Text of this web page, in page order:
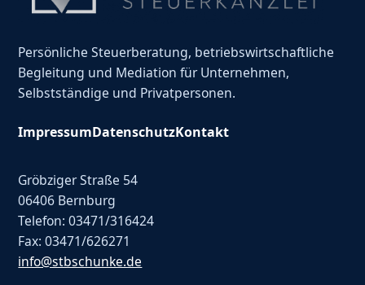
Persönliche Steuerberatung, betriebswirtschaftliche
Begleitung und Mediation für Unternehmen,
Selbstständige und Privatpersonen.
ImpressumDatenschutzKontakt
Gröbziger Straße 54
06406 Bernburg
Telefon: 03471/316424
Fax: 03471/626271
info@stbschunke.de